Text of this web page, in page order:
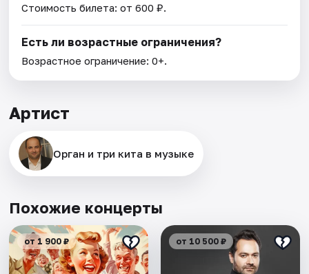
Стоимость билета: от 600 ₽.
Есть ли возрастные ограничения?
Возрастное ограничение: 0+.
Артист
Орган и три кита в музыке
Похожие концерты
от 1 900 ₽ от 10 500 ₽